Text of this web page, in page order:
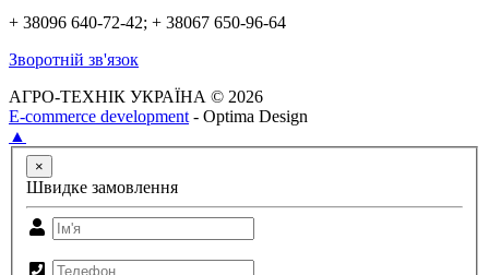
+ 38096 640-72-42; + 38067 650-96-64
Зворотній зв'язок
АГРО-ТЕХНІК УКРАЇНА © 2026
E-commerce development - Optima Design
▲
×
Швидке замовлення